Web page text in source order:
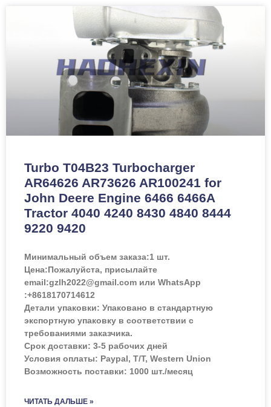
Turbo T04B23 Turbocharger
AR64626 AR73626 AR100241 for
John Deere Engine 6466 6466A
Tractor 4040 4240 8430 4840 8444
9220 9420
Минимальный объем заказа:1 шт.
Цена:Пожалуйста, присылайте
email:gzlh2022@gmail.com или WhatsApp
:+8618170714612
Детали упаковки: Упаковано в стандартную
экспортную упаковку в соответствии с
требованиями заказчика.
Срок доставки: 3-5 рабочих дней
Условия оплаты: Paypal, T/T, Western Union
Возможность поставки: 1000 шт./месяц
ЧИТАТЬ ДАЛЬШЕ »